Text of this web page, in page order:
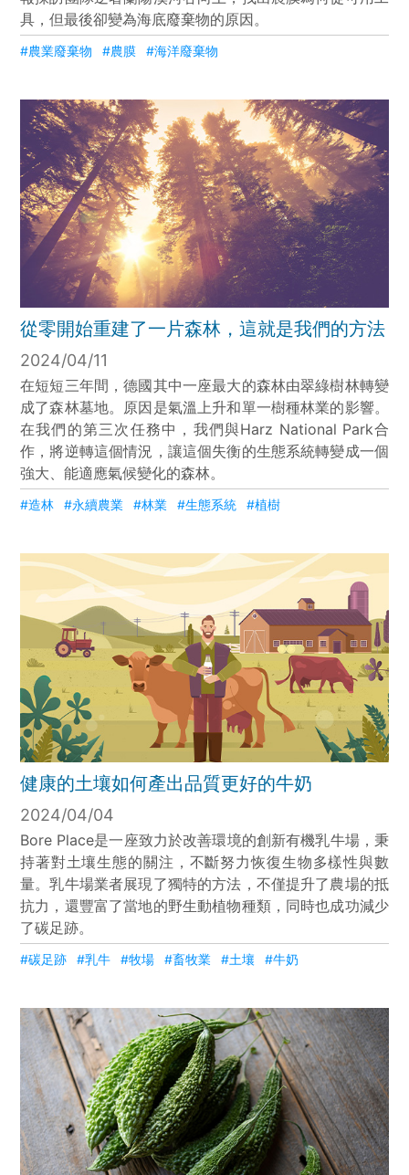
具，但最後卻變為海底廢棄物的原因。
#農業廢棄物 #農膜 #海洋廢棄物
從零開始重建了一片森林，這就是我們的方法
2024/04/11
在短短三年間，德國其中一座最大的森林由翠綠樹林轉變
成了森林墓地。原因是氣溫上升和單一樹種林業的影響。
在我們的第三次任務中，我們與Harz National Park合
作，將逆轉這個情況，讓這個失衡的生態系統轉變成一個
強大、能適應氣候變化的森林。
#造林 #永續農業 #林業 #生態系統 #植樹
健康的土壤如何產出品質更好的牛奶
2024/04/04
Bore Place是一座致力於改善環境的創新有機乳牛場，秉
持著對土壤生態的關注，不斷努力恢復生物多樣性與數
量。乳牛場業者展現了獨特的方法，不僅提升了農場的抵
抗力，還豐富了當地的野生動植物種類，同時也成功減少
了碳足跡。
#碳足跡 #乳牛 #牧場 #畜牧業 #土壤 #牛奶